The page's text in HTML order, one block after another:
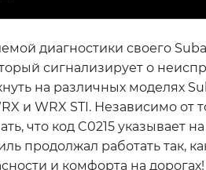
диагностики своего
сигнализирует о
на различных моделях
и WRX STI. Независимо от
что код C0215 указывает
продолжал работать так,
и комфорта на дорогах!